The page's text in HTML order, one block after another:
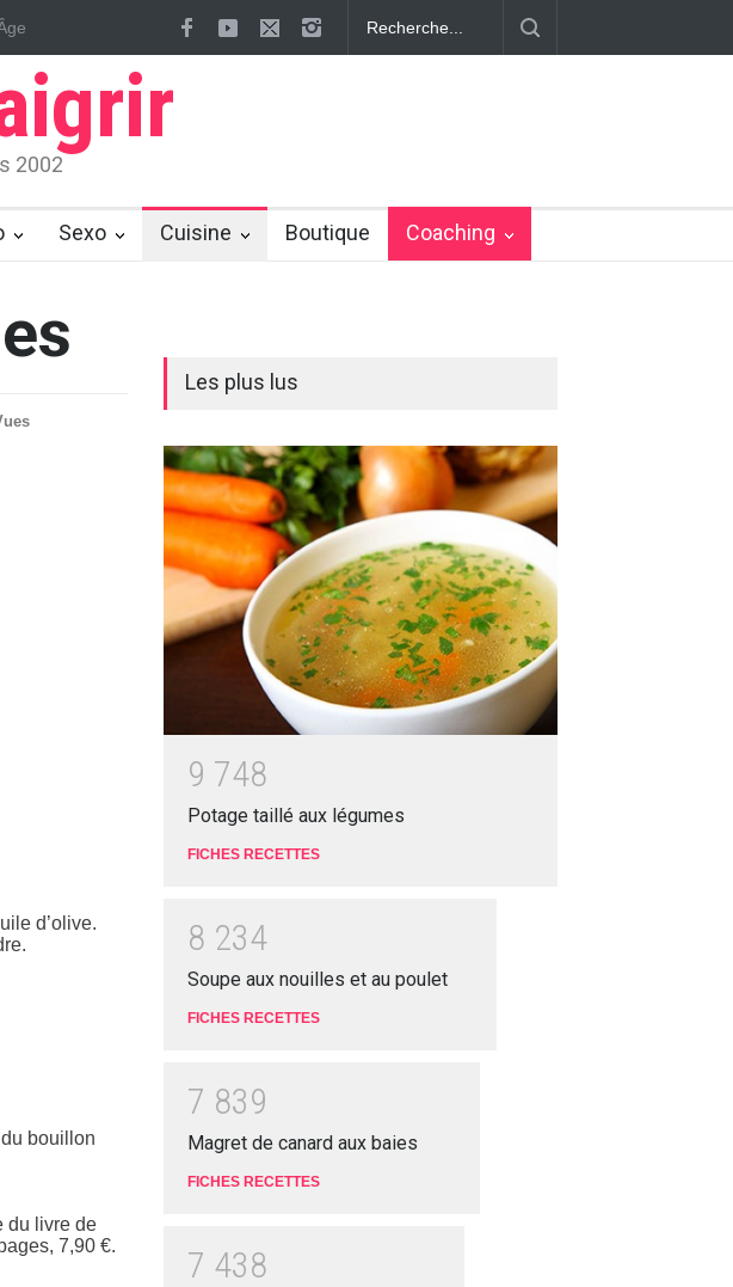
le cellulite Massages ayurvédiques pour éliminer la cellulite Effaçons définitivement la
2002
Sexo Cuisine Boutique Coaching
d’olive.
bouillon
du livre de
7,90 €.
Les plus lus
9 748
Potage taillé aux légumes
FICHES RECETTES
8 234
Soupe aux nouilles et au poulet
FICHES RECETTES
7 839
Magret de canard aux baies
FICHES RECETTES
7 438